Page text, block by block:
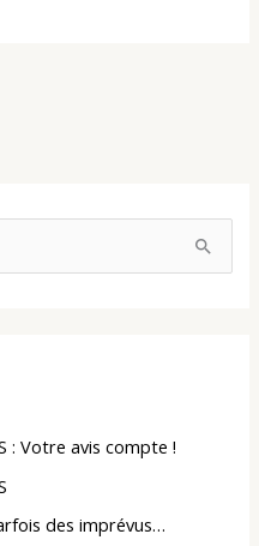
: Votre avis compte !
des imprévus…